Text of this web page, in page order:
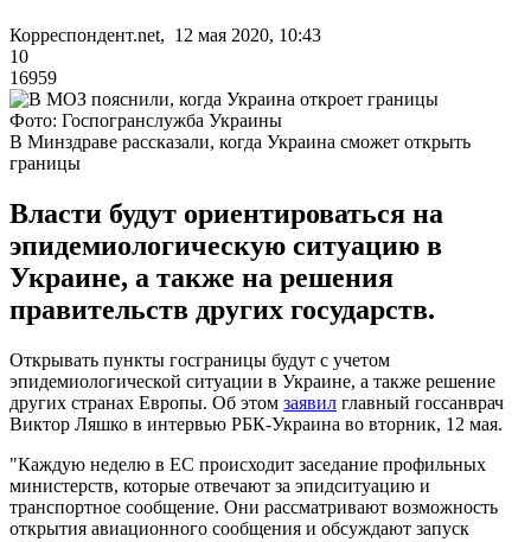
Корреспондент.net, 12 мая 2020, 10:43
10
16959
Фото: Госпогранслужба Украины
В Минздраве рассказали, когда Украина сможет открыть
границы
Власти будут ориентироваться на
эпидемиологическую ситуацию в
Украине, а также на решения
правительств других государств.
Открывать пункты госграницы будут с учетом
эпидемиологической ситуации в Украине, а также решение
других странах Европы. Об этом заявил главный госсанврач
Виктор Ляшко в интервью РБК-Украина во вторник, 12 мая.
"Каждую неделю в ЕС происходит заседание профильных
министерств, которые отвечают за эпидситуацию и
транспортное сообщение. Они рассматривают возможность
открытия авиационного сообщения и обсуждают запуск